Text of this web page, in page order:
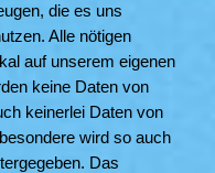
die es uns
Alle nötigen
auf unserem eigenen
keine Daten von
keinerlei Daten von
wird so auch
Das